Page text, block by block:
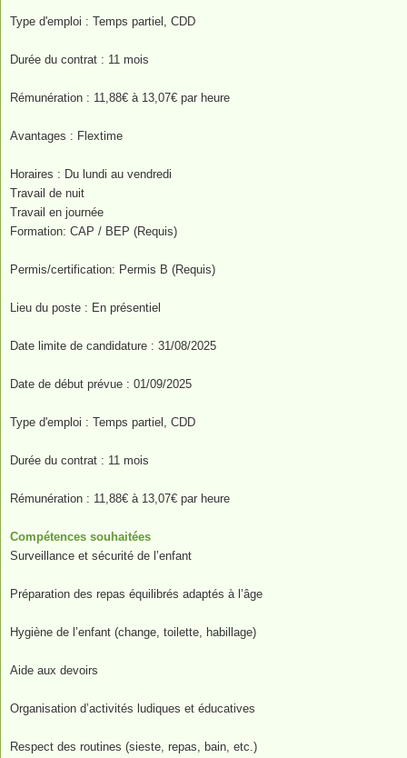
Type d'emploi : Temps partiel, CDD
Durée du contrat : 11 mois
Rémunération : 11,88€ à 13,07€ par heure
Avantages : Flextime
Horaires : Du lundi au vendredi
Travail de nuit
Travail en journée
Formation: CAP / BEP (Requis)
Permis/certification: Permis B (Requis)
Lieu du poste : En présentiel
Date limite de candidature : 31/08/2025
Date de début prévue : 01/09/2025
Type d'emploi : Temps partiel, CDD
Durée du contrat : 11 mois
Rémunération : 11,88€ à 13,07€ par heure
Compétences souhaitées
Surveillance et sécurité de l’enfant
Préparation des repas équilibrés adaptés à l’âge
Hygiène de l’enfant (change, toilette, habillage)
Aide aux devoirs
Organisation d’activités ludiques et éducatives
Respect des routines (sieste, repas, bain, etc.)